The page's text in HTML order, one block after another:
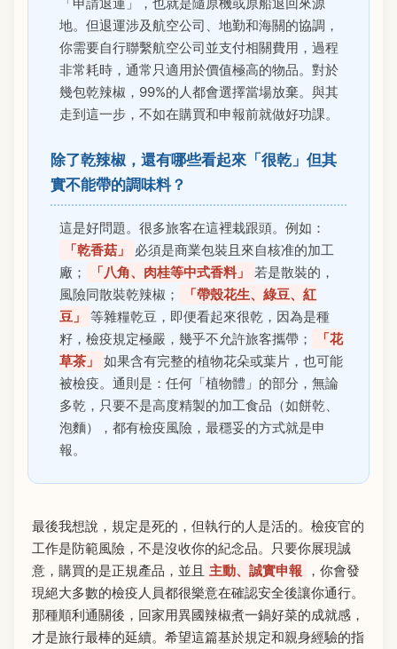
地。但退運涉及航空公司、地勤和海關的協調，
你需要自行聯繫航空公司並支付相關費用，過程
非常耗時，通常只適用於價值極高的物品。對於
幾包乾辣椒，99%的人都會選擇當場放棄。與其
走到這一步，不如在購買和申報前就做好功課。
除了乾辣椒，還有哪些看起來「很乾」但其
實不能帶的調味料？
這是好問題。很多旅客在這裡栽跟頭。例如：
「乾香菇」
必須是商業包裝且來自核准的加工
廠；
「八角、肉桂等中式香料」
若是散裝的，
風險同散裝乾辣椒；
「帶殼花生、綠豆、紅
豆」
等雜糧乾豆，即便看起來很乾，因為是種
籽，檢疫規定極嚴，幾乎不允許旅客攜帶；
「花
草茶」
如果含有完整的植物花朵或葉片，也可能
被檢疫。通則是：任何「植物體」的部分，無論
多乾，只要不是高度精製的加工食品（如餅乾、
泡麵），都有檢疫風險，最穩妥的方式就是申
報。
最後我想說，規定是死的，但執行的人是活的。檢疫官的
工作是防範風險，不是沒收你的紀念品。只要你展現誠
意，購買的是正規產品，並且 主動、誠實申報
，你會發
現絕大多數的檢疫人員都很樂意在確認安全後讓你通行。
那種順利通關後，回家用異國辣椒煮一鍋好菜的成就感，
才是旅行最棒的延續。希望這篇基於規定和親身經驗的指